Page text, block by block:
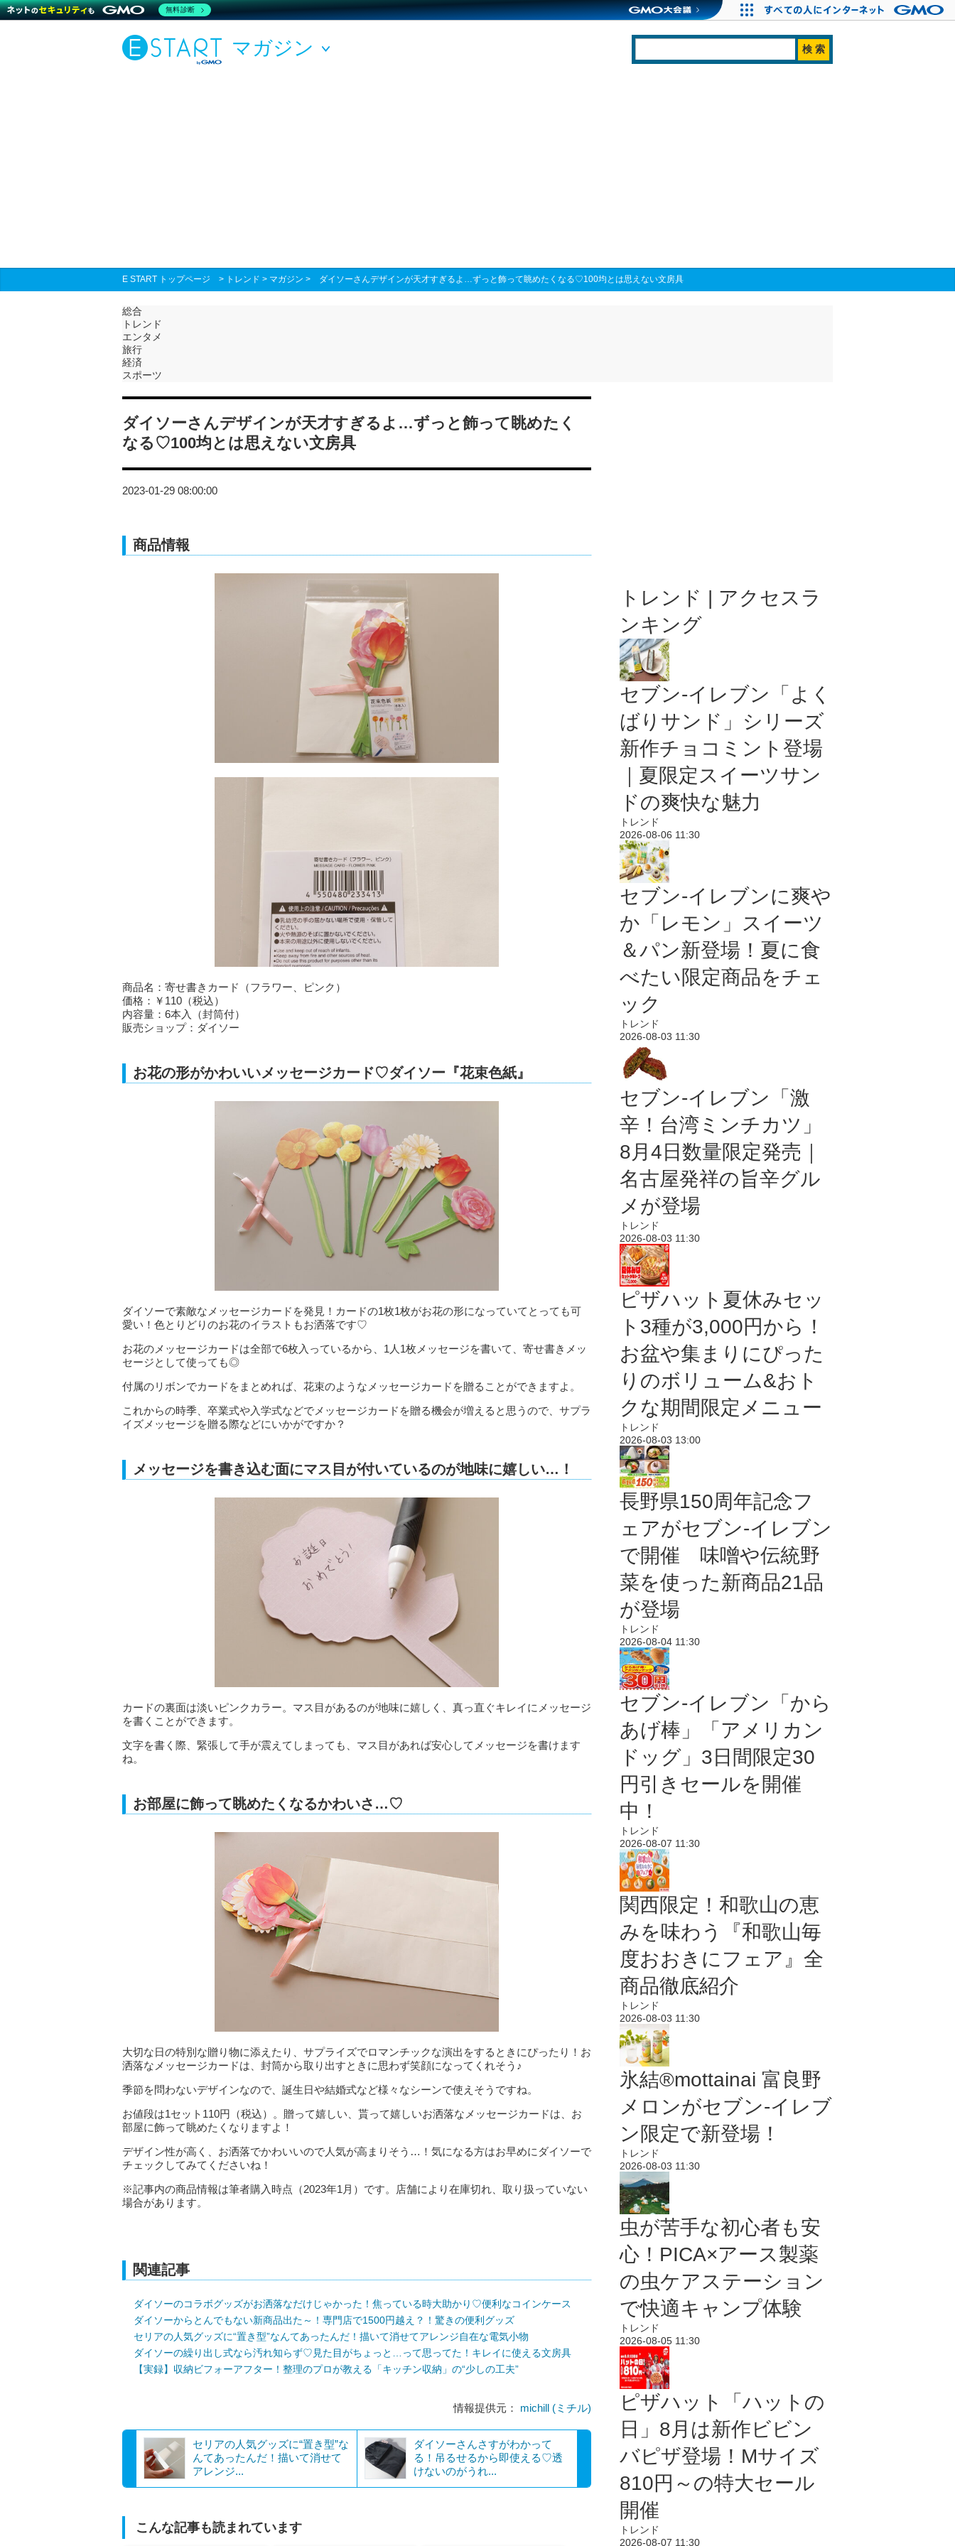
マガジン
E START トップページ > トレンド > マガジン > ダイソーさんデザインが天才すぎるよ…ずっと飾って眺めたくなる♡100均とは思えない文房具
総合
トレンド
エンタメ
旅行
経済
スポーツ
ダイソーさんデザインが天才すぎるよ…ずっと飾って眺めたく
なる♡100均とは思えない文房具
2023-01-29 08:00:00
商品情報
商品名：寄せ書きカード（フラワー、ピンク）
価格：￥110（税込）
内容量：6本入（封筒付）
販売ショップ：ダイソー
お花の形がかわいいメッセージカード♡ダイソー『花束色紙』
ダイソーで素敵なメッセージカードを発見！カードの1枚1枚がお花の形になっていてとっても可
愛い！色とりどりのお花のイラストもお洒落です♡
お花のメッセージカードは全部で6枚入っているから、1人1枚メッセージを書いて、寄せ書きメッ
セージとして使っても◎
付属のリボンでカードをまとめれば、花束のようなメッセージカードを贈ることができますよ。
これからの時季、卒業式や入学式などでメッセージカードを贈る機会が増えると思うので、サプラ
イズメッセージを贈る際などにいかがですか？
メッセージを書き込む面にマス目が付いているのが地味に嬉しい…！
カードの裏面は淡いピンクカラー。マス目があるのが地味に嬉しく、真っ直ぐキレイにメッセージ
を書くことができます。
文字を書く際、緊張して手が震えてしまっても、マス目があれば安心してメッセージを書けます
ね。
お部屋に飾って眺めたくなるかわいさ…♡
大切な日の特別な贈り物に添えたり、サプライズでロマンチックな演出をするときにぴったり！お
洒落なメッセージカードは、封筒から取り出すときに思わず笑顔になってくれそう♪
季節を問わないデザインなので、誕生日や結婚式など様々なシーンで使えそうですね。
お値段は1セット110円（税込）。贈って嬉しい、貰って嬉しいお洒落なメッセージカードは、お
部屋に飾って眺めたくなりますよ！
デザイン性が高く、お洒落でかわいいので人気が高まりそう…！気になる方はお早めにダイソーで
チェックしてみてくださいね！
※記事内の商品情報は筆者購入時点（2023年1月）です。店舗により在庫切れ、取り扱っていない
場合があります。
関連記事
ダイソーのコラボグッズがお洒落なだけじゃかった！焦っている時大助かり♡便利なコインケース
ダイソーからとんでもない新商品出た～！専門店で1500円越え？！驚きの便利グッズ
セリアの人気グッズに“置き型”なんてあったんだ！描いて消せてアレンジ自在な電気小物
ダイソーの繰り出し式なら汚れ知らず♡見た目がちょっと…って思ってた！キレイに使える文房具
【実録】収納ビフォーアフター！整理のプロが教える「キッチン収納」の“少しの工夫”
情報提供元： michill (ミチル)
セリアの人気グッズに“置き型”な
んてあったんだ！描いて消せて
アレンジ...
ダイソーさんさすがわかって
る！吊るせるから即使える♡透
けないのがうれ...
こんな記事も読まれています
トレンド | アクセスラ
ンキング
セブン‐イレブン「よく
ばりサンド」シリーズ
新作チョコミント登場
｜夏限定スイーツサン
ドの爽快な魅力
トレンド
2026-08-06 11:30
セブン‐イレブンに爽や
か「レモン」スイーツ
＆パン新登場！夏に食
べたい限定商品をチェ
ック
トレンド
2026-08-03 11:30
セブン-イレブン「激
辛！台湾ミンチカツ」
8月4日数量限定発売｜
名古屋発祥の旨辛グル
メが登場
トレンド
2026-08-03 11:30
ピザハット夏休みセッ
ト3種が3,000円から！
お盆や集まりにぴった
りのボリューム&おト
クな期間限定メニュー
トレンド
2026-08-03 13:00
長野県150周年記念フ
ェアがセブン-イレブン
で開催 味噌や伝統野
菜を使った新商品21品
が登場
トレンド
2026-08-04 11:30
セブン‐イレブン「から
あげ棒」「アメリカン
ドッグ」3日間限定30
円引きセールを開催
中！
トレンド
2026-08-07 11:30
関西限定！和歌山の恵
みを味わう『和歌山毎
度おおきにフェア』全
商品徹底紹介
トレンド
2026-08-03 11:30
氷結®mottainai 富良野
メロンがセブン‐イレブ
ン限定で新登場！
トレンド
2026-08-03 11:30
虫が苦手な初心者も安
心！PICA×アース製薬
の虫ケアステーション
で快適キャンプ体験
トレンド
2026-08-05 11:30
ピザハット「ハットの
日」8月は新作ビビン
バピザ登場！Mサイズ
810円～の特大セール
開催
トレンド
2026-08-07 11:30
無料診断